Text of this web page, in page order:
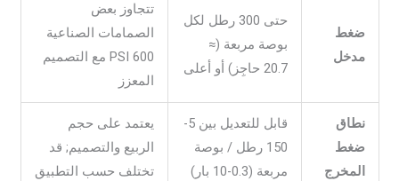
ضغط
مدخل
حتى 300 رطل لكل
بوصة مربعة (≈
20.7 حاجِز) أو أعلى
تتجاوز بعض
الصمامات الصناعية
600 PSI مع التصميم
المعزز
نطاق
ضغط
المخرج
قابل للتعديل بين 5-
150 رطل / بوصة
مربعة (0.3-10 بار)
يعتمد على حجم
الربيع والتصميم; قد
تختلف حسب التطبيق